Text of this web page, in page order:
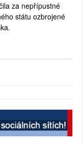
za nepřípustné
státu ozbrojené